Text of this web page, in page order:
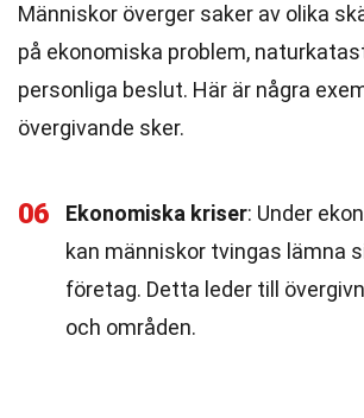
Människor överger saker av olika
på ekonomiska problem,
personliga beslut. Här är några
övergivande sker.
06 Ekonomiska kriser: Under
kan människor tvingas lämna
företag. Detta leder till
och områden.